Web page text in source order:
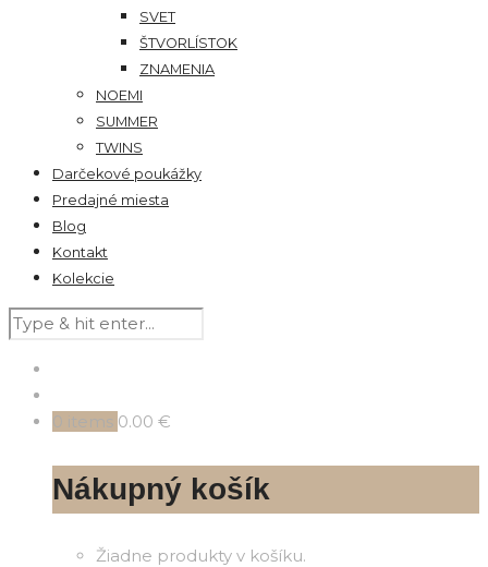
SVET
ŠTVORLÍSTOK
ZNAMENIA
NOEMI
SUMMER
TWINS
Darčekové poukážky
Predajné miesta
Blog
Kontakt
Kolekcie
0 items 0.00 €
Nákupný košík
Žiadne produkty v košíku.